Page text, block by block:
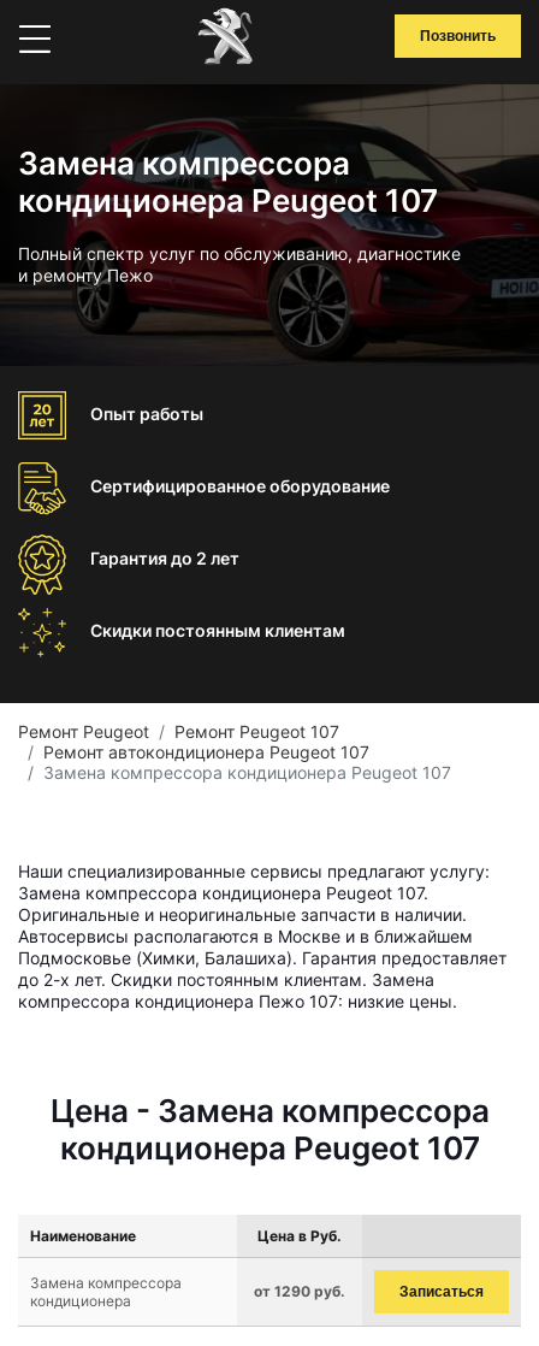
Позвонить
Замена компрессора
кондиционера Peugeot 107
Полный спектр услуг по обслуживанию, диагностике
и ремонту Пежо
Опыт работы
Сертифицированноеоборудование
Гарантиядо 2 лет
Скидки постоянным клиентам
Ремонт Peugeot
Ремонт Peugeot 107
Ремонт автокондиционера Peugeot 107
Замена компрессора кондиционера Peugeot 107
Наши специализированные сервисы предлагают услугу:
Замена компрессора кондиционера Peugeot 107.
Оригинальные и неоригинальные запчасти в наличии.
Автосервисы располагаются в Москве и в ближайшем
Подмосковье (Химки, Балашиха). Гарантия предоставляет
до 2-х лет. Скидки постоянным клиентам. Замена
компрессора кондиционера Пежо 107: низкие цены.
Цена - Замена компрессора
кондиционера Peugeot 107
Наименование Цена в Руб.
Замена компрессора
кондиционера
от 1290 руб. Записаться